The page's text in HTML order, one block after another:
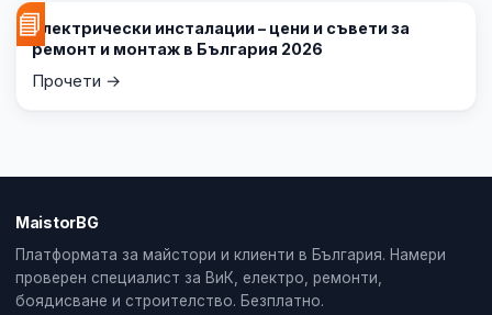
📘Електрически инсталации – цени и съвети за
ремонт и монтаж в България 2026
Прочети →
MaistorBG
Платформата за майстори и клиенти в България. Намери
проверен специалист за ВиК, електро, ремонти,
боядисване и строителство. Безплатно.